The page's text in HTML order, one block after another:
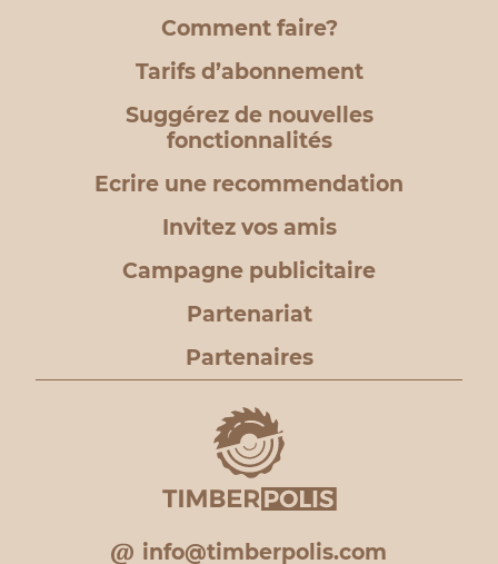
Comment faire?
Tarifs d’abonnement
Suggérez de nouvelles
fonctionnalités
Ecrire une recommendation
Invitez vos amis
Campagne publicitaire
Partenariat
Partenaires
info@timberpolis.com